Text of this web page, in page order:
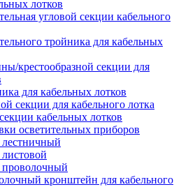
лотков
угловой секции кабельного
тройника для кабельных
крестообразной секции для
для кабельных лотков
секции для кабельного лотка
кабельных лотков
осветительных приборов
кронштейн для кабельного